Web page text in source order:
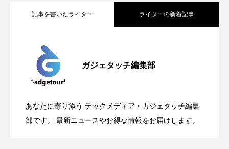
記事を書いたライター ライターの新着記事
ガジェタッチ編集部
あなたに寄り添う テックメディア・ガジェタッチ編集
部です。 最新ニュースやお得な情報をお届けします。
2026.05.04
登場
2026.04.24
Directに動いた理由、担当者も答えられな
2026.04.23 OpenMic Insight：AFEELA開発中止で見